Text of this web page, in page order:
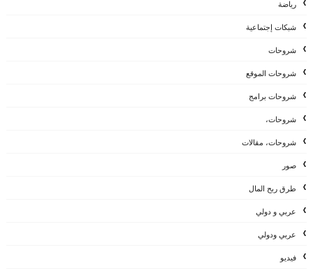
رياضة
شبكات إجتماعية
شروحات
شروحات الموقع
شروحات برامج
شروحات،
شروحات، مقالات
صور
طرق ربح المال
عربي و دولي
عربي ودولي
فيديو